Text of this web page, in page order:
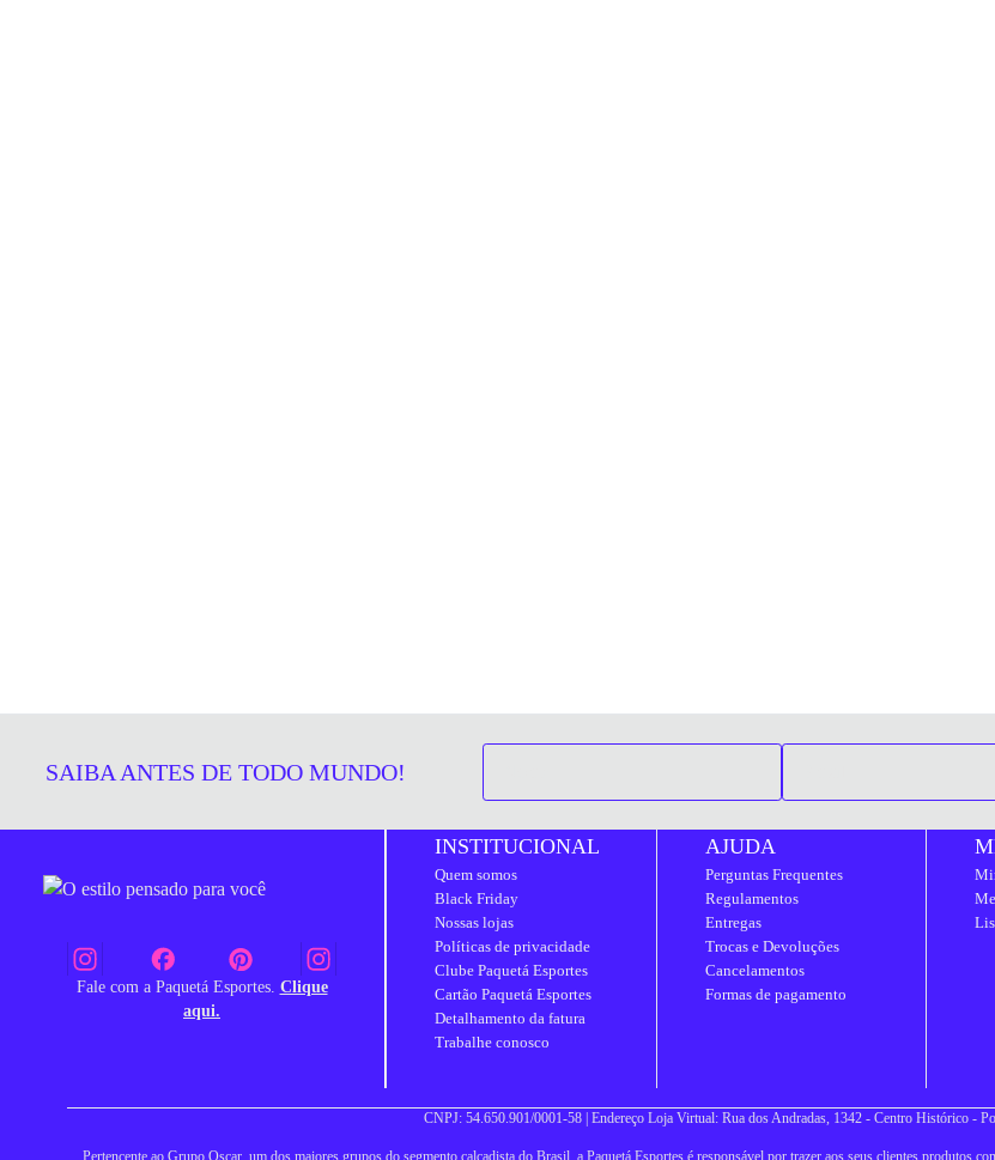
SAIBA ANTES DE TODO MUNDO!
Fale com a Paquetá Esportes. Clique
aqui.
INSTITUCIONAL
Quem somos
Black Friday
Nossas lojas
Políticas de privacidade
Clube Paquetá Esportes
Cartão Paquetá Esportes
Detalhamento da fatura
Trabalhe conosco
AJUDA
Perguntas Frequentes
Regulamentos
Entregas
Trocas e Devoluções
Cancelamentos
Formas de pagamento
CNPJ: 54.650.901/0001-58 | Endereço Loja Virtual: Rua dos Andradas, 1342 - Centro Histórico -
Pertencente ao Grupo Oscar, um dos maiores grupos do segmento calçadista do Brasil, a Paquetá Esportes é responsável por trazer aos seus clientes produtos